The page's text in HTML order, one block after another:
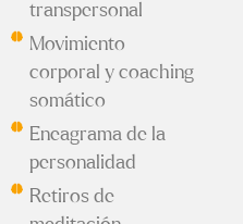
transpersonal
Movimiento
corporal y coaching
somático
Eneagrama de la
personalidad
Retiros de